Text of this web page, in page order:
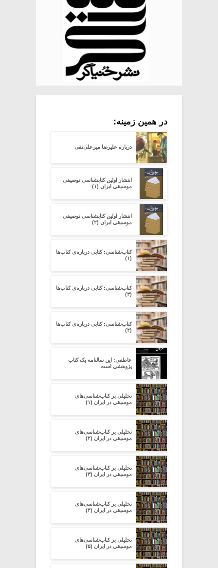
در همین زمینه:
درباره علیرضا میرعلی‌نقی
انتشار اولین کتابشناسی توصیفی
موسیقی ایران (۱)
انتشار اولین کتابشناسی توصیفی
موسیقی ایران (۲)
کتاب‌شناسی: کتابی درباره‌ی کتاب‌ها
(۱)
کتاب‌شناسی: کتابی درباره‌ی کتاب‌ها
(۳)
کتاب‌شناسی: کتابی درباره‌ی کتاب‌ها
(۴)
عاطفی: این سالنامه یک کتاب
پژوهشی است
تحلیلی بر کتاب‌شناسی‌های
موسیقی در ایران (۱)
تحلیلی بر کتاب‌شناسی‌های
موسیقی در ایران (۲)
تحلیلی بر کتاب‌شناسی‌های
موسیقی در ایران (۳)
تحلیلی بر کتاب‌شناسی‌های
موسیقی در ایران (۴)
تحلیلی بر کتاب‌شناسی‌های
موسیقی در ایران (۵)